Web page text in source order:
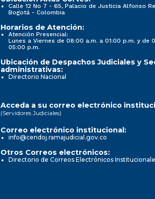
Calle 12 No 7 - 65, Palacio de Justicia Alfonso
Bogotá - Colombia
Horarios de Atención:
Atención Presencial:
Lunes a Viernes de 08:00 a.m. a 01:00 p.m. y de
05:00 p.m.
Ubicación de Despachos Judiciales y
administrativas:
Directorio Nacional
Acceda a su correo electrónico
(Servidores Judiciales)
Correo electrónico institucional:
info@cendoj.ramajudicial.gov.co
Otros Correos electrónicos:
Directorio de Correos Electrónicos